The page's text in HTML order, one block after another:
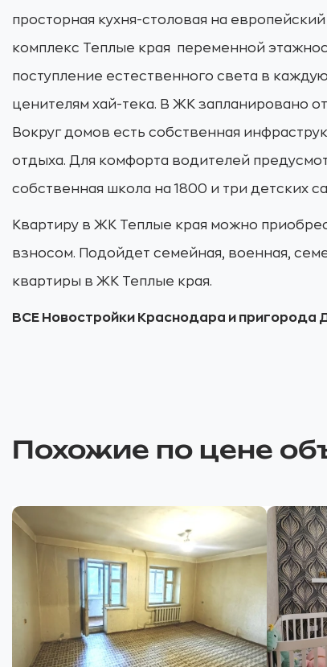
просторная кухня-столовая на
комплекс Теплые края переменной
поступление естественного света в
ценителям хай-тека. В ЖК запланировано
Вокруг домов есть собственная
отдыха. Для комфорта водителей
собственная школа на 1800 и три детских
Квартиру в ЖК Теплые края можно
взносом. Подойдет семейная, военная,
квартиры в ЖК Теплые края.
ВСЕ Новостройки Краснодара и
Похожие по цене